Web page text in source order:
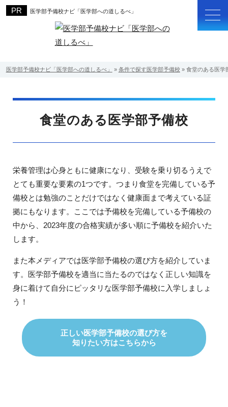
医学部予備校ナビ「医学部への道しるべ」
医学部予備校ナビ「医学部への道しるべ」 » 条件で探す医学部予備校» 食堂のある医学
食堂のある医学部予備校
栄養管理は心身ともに健康になり、受験を乗り切るうえで
とても重要な要素の1つです。つまり食堂を完備している予
備校とは勉強のことだけではなく健康面まで考えている証
拠にもなります。ここでは予備校を完備している予備校の
中から、2023年度の合格実績が多い順に予備校を紹介いた
します。
また本メディアでは医学部予備校の選び方を紹介していま
す。医学部予備校を適当に当たるのではなく正しい知識を
身に着けて自分にピッタリな医学部予備校に入学しましょ
う！
正しい医学部予備校の選び方を
知りたい方はこちらから